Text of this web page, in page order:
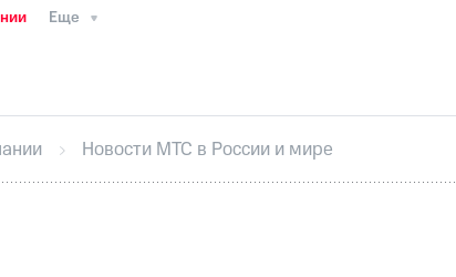
Еще
ИнтервьюФинансовая отчетность
секретарьРаскрытие информации
кабинет акционераАкционерный капитал
Новости МТС в России и мире